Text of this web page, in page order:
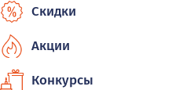
Скидки
Акции
Конкурсы